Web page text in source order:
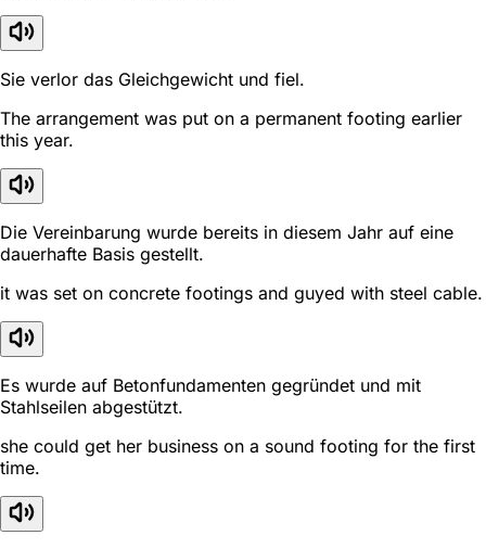
Sie verlor das Gleichgewicht und fiel.
The arrangement was put on a permanent footing earlier
this year.
Die Vereinbarung wurde bereits in diesem Jahr auf eine
dauerhafte Basis gestellt.
it was set on concrete footings and guyed with steel cable.
Es wurde auf Betonfundamenten gegründet und mit
Stahlseilen abgestützt.
she could get her business on a sound footing for the first
time.